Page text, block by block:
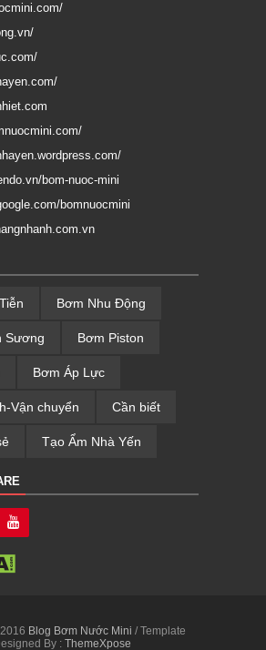
bom-nuoc-mini
bomnuocmini
Bơm Nhu Động
Sương Bơm Piston
Bơm Áp Lực
Vận chuyển Cần biết
Tạo Ẩm Nhà Yến
Blog Bơm Nước Mini / Template
By : ThemeXpose